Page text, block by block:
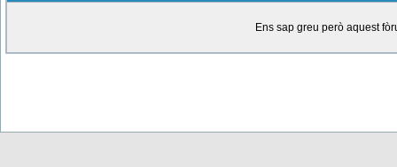
Ens sap greu però aquest